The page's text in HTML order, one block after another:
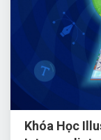
Khóa Học